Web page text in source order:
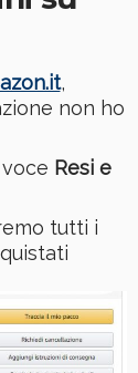
,
non ho
Resi e
tutti i